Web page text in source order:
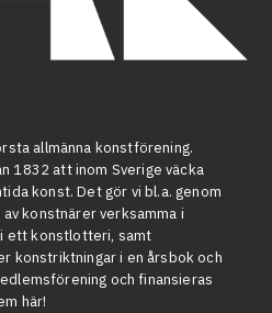
allmänna konstförening.
1832 att inom Sverige väcka
konst. Det gör vi bl.a. genom
konstnärer verksamma i
ett konstlotteri, samt
konstriktningar i en årsbok och
och finansieras
här!